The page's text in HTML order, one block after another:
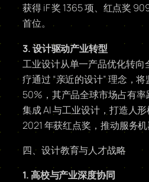
获得 iF 奖 1365 项、红点奖
首位。
3. 设计驱动产业转型
工业设计从单一产品优化转向
疗通过 “亲近的设计” 理念，
50%，其产品全球市场占有
集成 AI 与工业设计，打造人形
2021 年获红点奖，推动服务机
四、设计教育与人才战略
1. 高校与产业深度协同